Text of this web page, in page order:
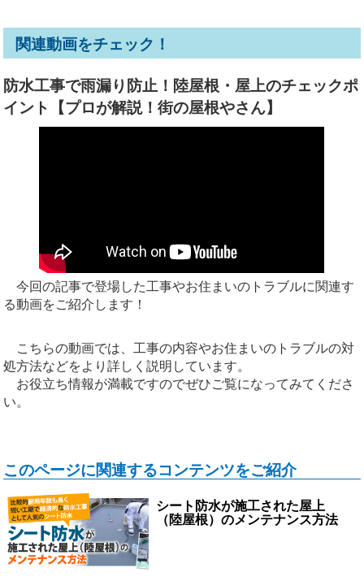
関連動画をチェック！
防水工事で雨漏り防止！陸屋根・屋上のチェックポ
イント【プロが解説！街の屋根やさん】
今回の記事で登場した工事やお住まいのトラブルに関連す
る動画をご紹介します！
こちらの動画では、工事の内容やお住まいのトラブルの対
処方法などをより詳しく説明しています。
お役立ち情報が満載ですのでぜひご覧になってみてくださ
い。
このページに関連するコンテンツをご紹介
シート防水が施工された屋上
（陸屋根）のメンテナンス方法